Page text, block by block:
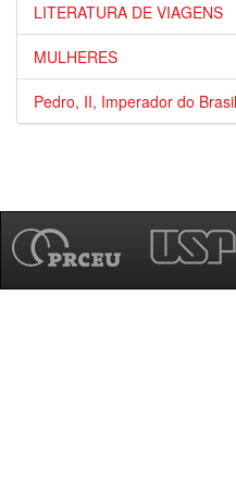
LITERATURA DE VIAGENS
MULHERES
Pedro, II, Imperador do